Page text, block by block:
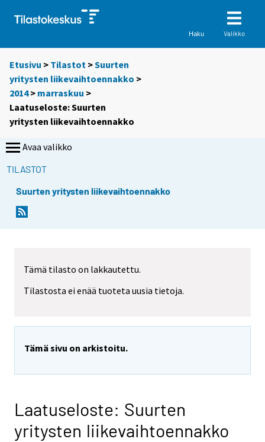
Haku Valikko
Etusivu > Tilastot >Suurten
yritysten liikevaihtoennakko >
2014> marraskuu >
Laatuseloste: Suurten
yritysten liikevaihtoennakko
Avaa valikko
TILASTOT
Suurten yritysten liikevaihtoennakko
Tämä tilasto on lakkautettu.
Tilastosta ei enää tuoteta uusia tietoja.
Tämä sivu on arkistoitu.
Laatuseloste: Suurten
yritysten liikevaihtoennakko